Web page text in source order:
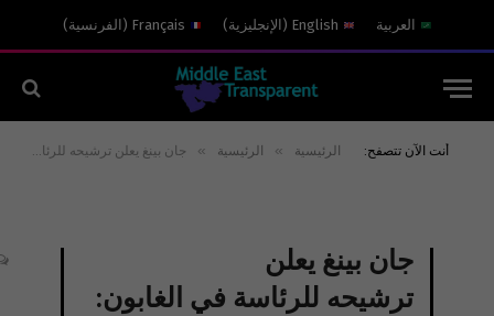
العربية English
( الإنجليزية)
Français
( الفرنسية)
أنت الآن تتصفح: الرئيسية » الرئيسية » جان بينغ يعلن ترشيحه للرئاسة في الغابون: « للحفاظ على مصالح العائلة »!
جان بينغ يعلن
ترشيحه للرئاسة في الغابون: